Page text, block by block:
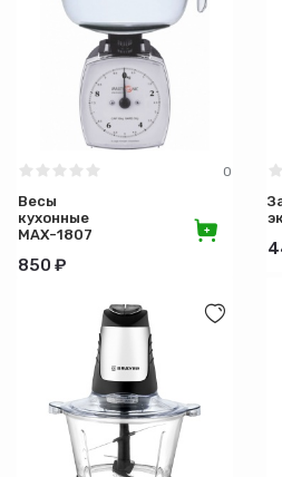
Максимальная
Цвет
Ширина (см)
Высота (см)
Форма
Глубина (см)
0
Весы
кухонные
MAX-1807
850 ₽